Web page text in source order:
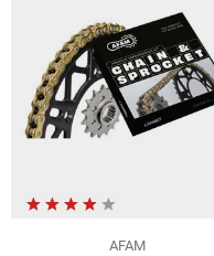
AFAM